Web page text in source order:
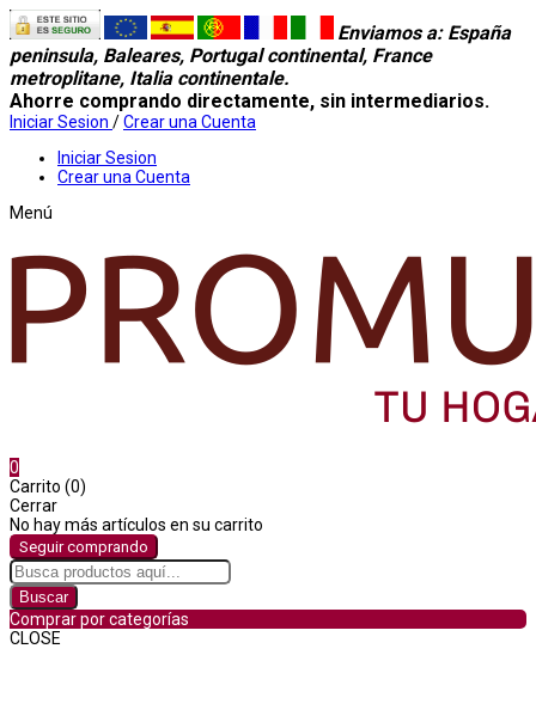
Enviamos a: España
peninsula, Baleares, Portugal continental, France
metroplitane, Italia continentale.
Ahorre comprando directamente, sin intermediarios.
Iniciar Sesion /Crear una Cuenta
Iniciar Sesion
Crear una Cuenta
Menú
0
Carrito (0)
Cerrar
No hay más artículos en su carrito
Seguir comprando
Buscar
Comprar por categorías
CLOSE